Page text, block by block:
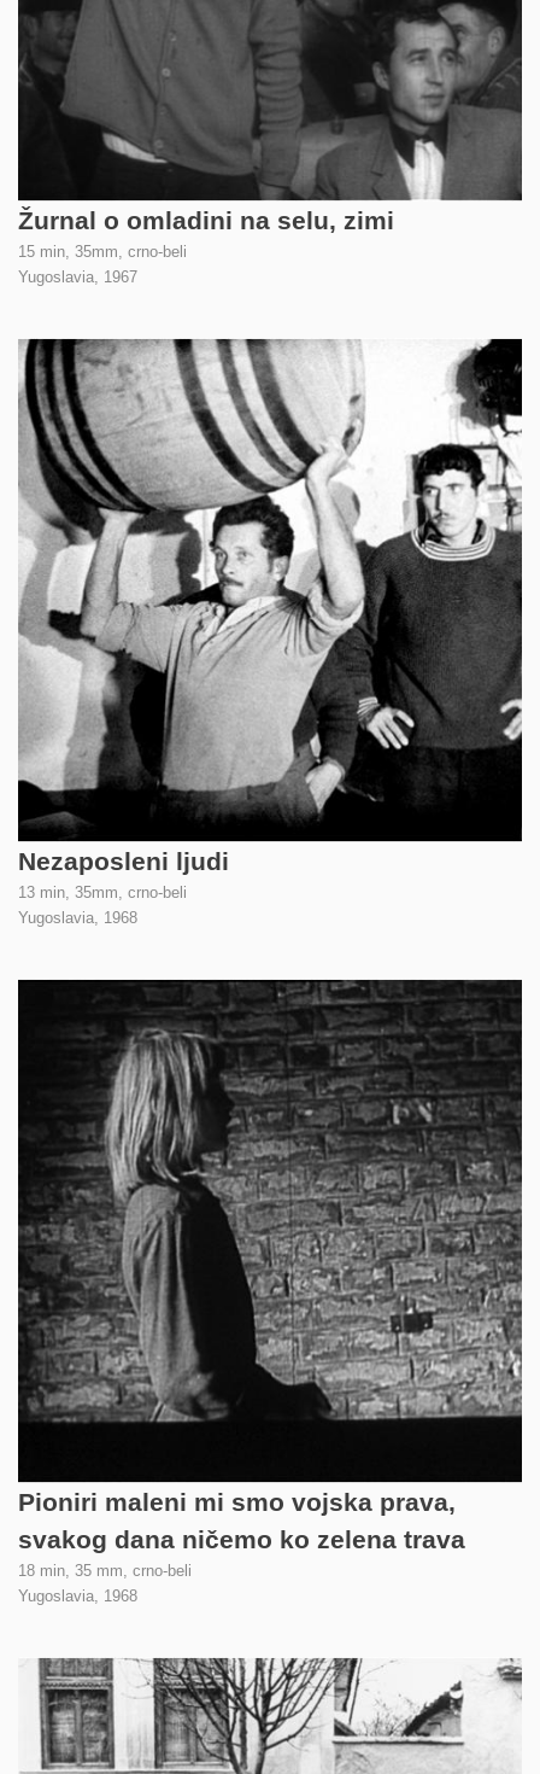
Žurnal o omladini na selu, zimi
15 min, 35mm, crno-beli
Yugoslavia, 1967
Nezaposleni ljudi
13 min, 35mm, crno-beli
Yugoslavia, 1968
Pioniri maleni mi smo vojska prava,
svakog dana ničemo ko zelena trava
18 min, 35 mm, crno-beli
Yugoslavia, 1968